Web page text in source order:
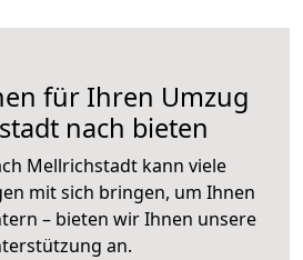
für Ihren Umzug
nach bieten
Mellrichstadt kann viele
mit sich bringen, um Ihnen
– bieten wir Ihnen unsere
an.